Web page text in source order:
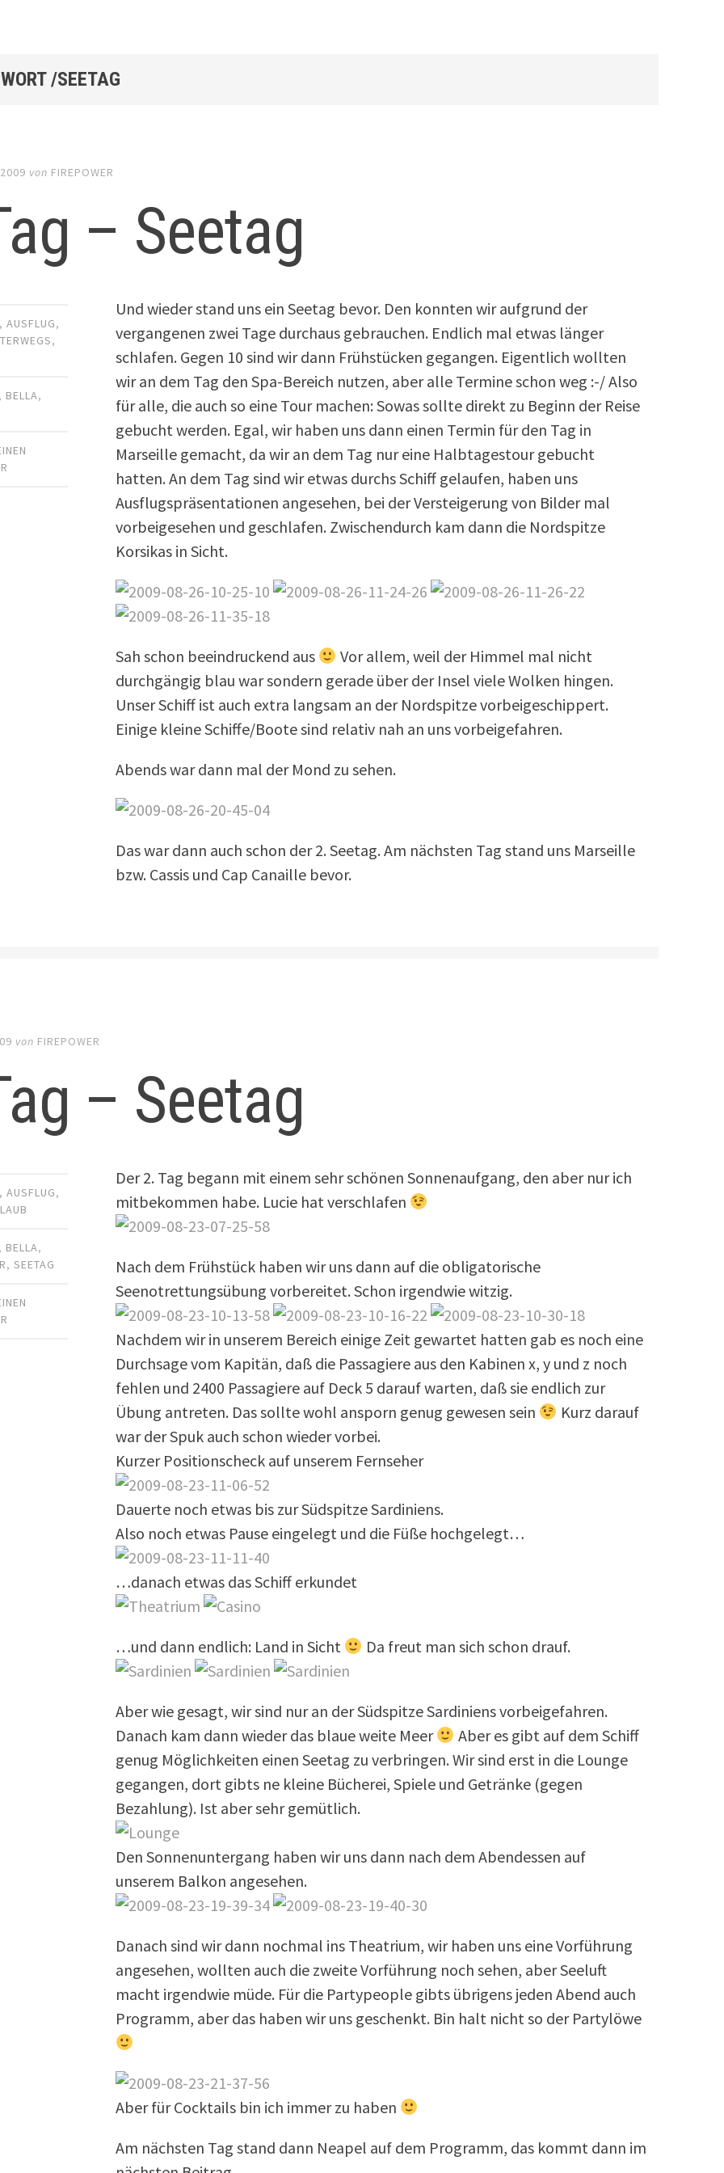
/SEETAG
von FIREPOWER
– Seetag
,AUSFLUG,
,
, BELLA,
Und wieder stand uns ein Seetag bevor. Den konnten wir aufgrund der
vergangenen zwei Tage durchaus gebrauchen. Endlich mal etwas länger
schlafen. Gegen 10 sind wir dann Frühstücken gegangen. Eigentlich wollten
wir an dem Tag den Spa-Bereich nutzen, aber alle Termine schon weg :-/ Also
für alle, die auch so eine Tour machen: Sowas sollte direkt zu Beginn der Reise
gebucht werden. Egal, wir haben uns dann einen Termin für den Tag in
Marseille gemacht, da wir an dem Tag nur eine Halbtagestour gebucht
hatten. An dem Tag sind wir etwas durchs Schiff gelaufen, haben uns
Ausflugspräsentationen angesehen, bei der Versteigerung von Bilder mal
vorbeigesehen und geschlafen. Zwischendurch kam dann die Nordspitze
Korsikas in Sicht.
Sah schon beeindruckend aus
Vor allem, weil der Himmel mal nicht
durchgängig blau war sondern gerade über der Insel viele Wolken hingen.
Unser Schiff ist auch extra langsam an der Nordspitze vorbeigeschippert.
Einige kleine Schiffe/Boote sind relativ nah an uns vorbeigefahren.
Abends war dann mal der Mond zu sehen.
Das war dann auch schon der 2. Seetag. Am nächsten Tag stand uns Marseille
bzw. Cassis und Cap Canaille bevor.
von FIREPOWER
– Seetag
,AUSFLUG,
, BELLA,
,SEETAG
Der 2. Tag begann mit einem sehr schönen Sonnenaufgang, den aber nur ich
mitbekommen habe. Lucie hat verschlafen
Nach dem Frühstück haben wir uns dann auf die obligatorische
Seenotrettungsübung vorbereitet. Schon irgendwie witzig.
Nachdem wir in unserem Bereich einige Zeit gewartet hatten gab es noch eine
Durchsage vom Kapitän, daß die Passagiere aus den Kabinen x, y und z noch
fehlen und 2400 Passagiere auf Deck 5 darauf warten, daß sie endlich zur
Übung antreten. Das sollte wohl ansporn genug gewesen sein
Kurz darauf
war der Spuk auch schon wieder vorbei.
Kurzer Positionscheck auf unserem Fernseher
Dauerte noch etwas bis zur Südspitze Sardiniens.
Also noch etwas Pause eingelegt und die Füße hochgelegt…
…danach etwas das Schiff erkundet
…und dann endlich: Land in Sicht Da freut man sich schon drauf.
Aber wie gesagt, wir sind nur an der Südspitze Sardiniens vorbeigefahren.
Danach kam dann wieder das blaue weite Meer
Aber es gibt auf dem Schiff
genug Möglichkeiten einen Seetag zu verbringen. Wir sind erst in die Lounge
gegangen, dort gibts ne kleine Bücherei, Spiele und Getränke (gegen
Bezahlung). Ist aber sehr gemütlich.
Den Sonnenuntergang haben wir uns dann nach dem Abendessen auf
unserem Balkon angesehen.
Danach sind wir dann nochmal ins Theatrium, wir haben uns eine Vorführung
angesehen, wollten auch die zweite Vorführung noch sehen, aber Seeluft
macht irgendwie müde. Für die Partypeople gibts übrigens jeden Abend auch
Programm, aber das haben wir uns geschenkt. Bin halt nicht so der Partylöwe
Aber für Cocktails bin ich immer zu haben
Am nächsten Tag stand dann Neapel auf dem Programm, das kommt dann im